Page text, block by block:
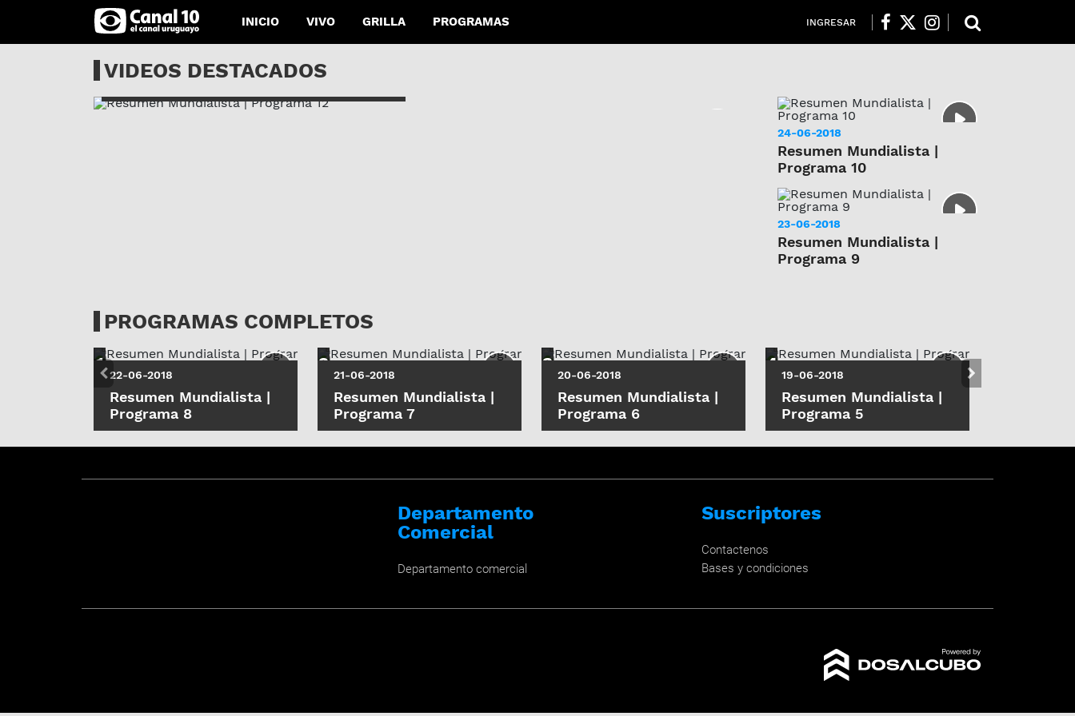
INICIO VIVO GRILLA PROGRAMAS INGRESAR
VIDEOS DESTACADOS
26-06-2018
Resumen Mundialista |
Programa 12
24-06-2018
Resumen Mundialista |
Programa 10
23-06-2018
Resumen Mundialista |
Programa 9
PROGRAMAS COMPLETOS
22-06-2018
Resumen Mundialista |
Programa 8
21-06-2018
Resumen Mundialista |
Programa 7
20-06-2018
Resumen Mundialista |
Programa 6
19-06-2018
Resumen Mundialista |
Programa 5
Departamento
Comercial
Departamento comercial
Suscriptores
Contactenos
Bases y condiciones